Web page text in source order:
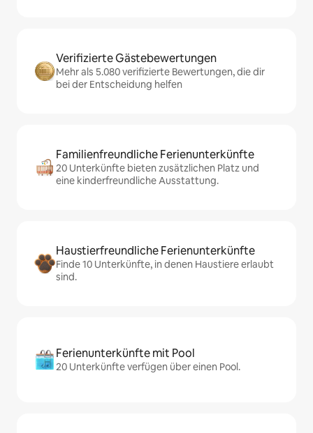
Verifizierte Gästebewertungen
Mehr als 5.080 verifizierte Bewertungen, die dir
bei der Entscheidung helfen
Familienfreundliche Ferienunterkünfte
20 Unterkünfte bieten zusätzlichen Platz und
eine kinderfreundliche Ausstattung.
Haustierfreundliche Ferienunterkünfte
Finde 10 Unterkünfte, in denen Haustiere erlaubt
sind.
Ferienunterkünfte mit Pool
20 Unterkünfte verfügen über einen Pool.